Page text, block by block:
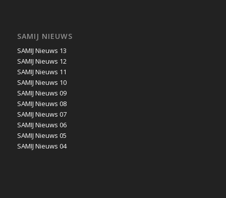
SAMIJ NIEUWS
SAMIJ Nieuws 13
SAMIJ Nieuws 12
SAMIJ Nieuws 11
SAMIJ Nieuws 10
SAMIJ Nieuws 09
SAMIJ Nieuws 08
SAMIJ Nieuws 07
SAMIJ Nieuws 06
SAMIJ Nieuws 05
SAMIJ Nieuws 04